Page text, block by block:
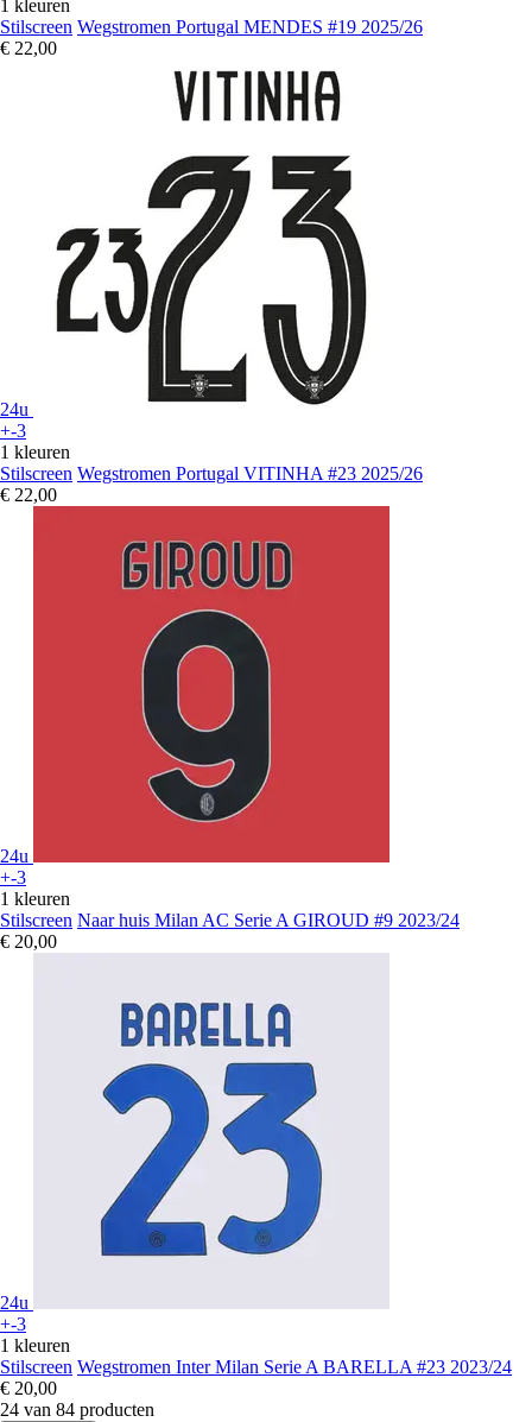
1 kleuren
Stilscreen Wegstromen Portugal MENDES #19 2025/26
€ 22,00
24u
+-3
1 kleuren
Stilscreen Wegstromen Portugal VITINHA #23 2025/26
€ 22,00
24u
+-3
1 kleuren
Stilscreen Naar huis Milan AC Serie A GIROUD #9 2023/24
€ 20,00
24u
+-3
1 kleuren
Stilscreen Wegstromen Inter Milan Serie A BARELLA #23 2023/24
€ 20,00
24 van 84 producten